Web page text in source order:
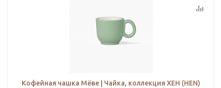
Кофейная чашка Мёве | Чайка, коллекция ХЕН (HEN)